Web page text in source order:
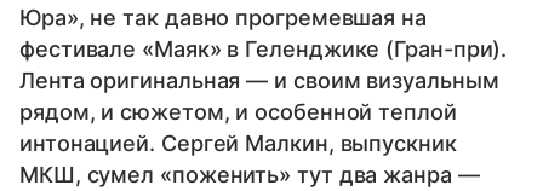
Юра», не так давно прогремевшая на
фестивале «Маяк» в Геленджике (Гран-при).
Лента оригинальная — и своим визуальным
рядом, и сюжетом, и особенной теплой
интонацией. Сергей Малкин, выпускник
МКШ, сумел «поженить» тут два жанра —